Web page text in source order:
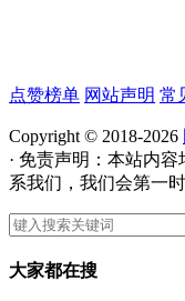
点赞榜单 网站声明 常
Copyright © 2018-2026
· 免责声明：本站内
系我们，我们会第一
大家都在搜